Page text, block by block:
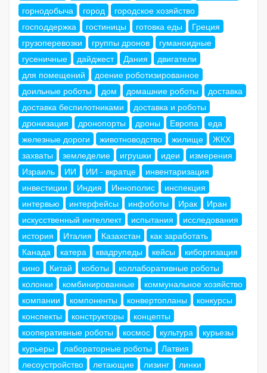
горнодобыча
город
городское хозяйство
господдержка
гостиницы готовка еды
Греция
грузоперевозки
группы дронов
гуманоидные
гусеничные
дайджест Дания
двигатели
для помещений
доение роботизированное
доильные роботы
дом домашние роботы
доставка
доставка беспилотниками
доставка и роботы
дронизация
дронопорты дроны Европа
еда
железные дороги
животноводство жилище
ЖКХ
захваты
земледелие игрушки идеи
измерения
Израиль
ИИ ИИ - вкратце
инвентаризация
инвестиции
Индия Иннополис
инспекция
интервью
интерфейсы инфоботы Ирак
Иран
искусственный интеллект
испытания
исследования
история
Италия Казахстан
как заработать
Канада
катера квадрупеды кейсы
киборгизация
кино
Китай коботы
коллаборативные роботы
колонки
комбинированные
коммунальное хозяйство
компании
компоненты конвертопланы
конкурсы
конспекты
конструкторы
концепты
кооперативные роботы
космос культура
курьезы
курьеры
лабораторные роботы
Латвия
лесоустройство
летающие лизинг
линки